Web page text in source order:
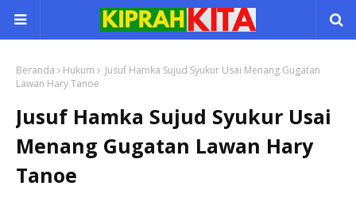
Beranda Hukum
Jusuf Hamka Sujud Syukur Usai Menang Gugatan
Lawan Hary Tanoe
Jusuf Hamka Sujud Syukur Usai
Menang Gugatan Lawan Hary
Tanoe